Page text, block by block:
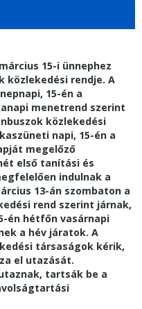
15-i ünnephez
közlekedési rendje. A
15-én a
menetrend szerint
közlekedési
napi, 15-én a
megelőző
első tanítási és
indulnak a
13-án szombaton a
rend szerint járnak,
én hétfőn vasárnapi
a hév járatok. A
társaságok kérik,
el utazását.
tartsák be a